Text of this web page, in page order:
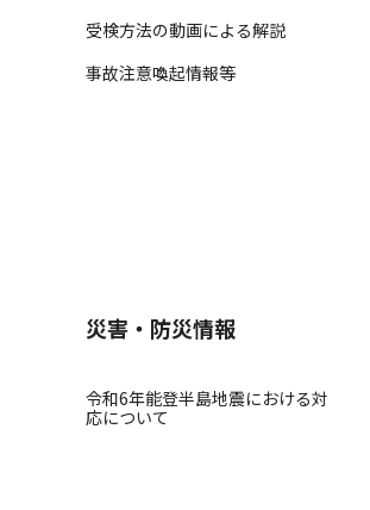
受検方法の動画による解説
事故注意喚起情報等
災害・防災情報
令和6年能登半島地震における対
応について